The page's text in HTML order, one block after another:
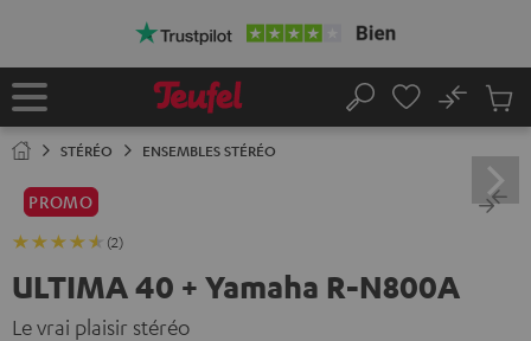
Page
Rechercher
No
panier
STÉRÉO ENSEMBLES STÉRÉO
PROMO
(2)
ULTIMA 40 + Yamaha R-N800A
Le vrai plaisir stéréo